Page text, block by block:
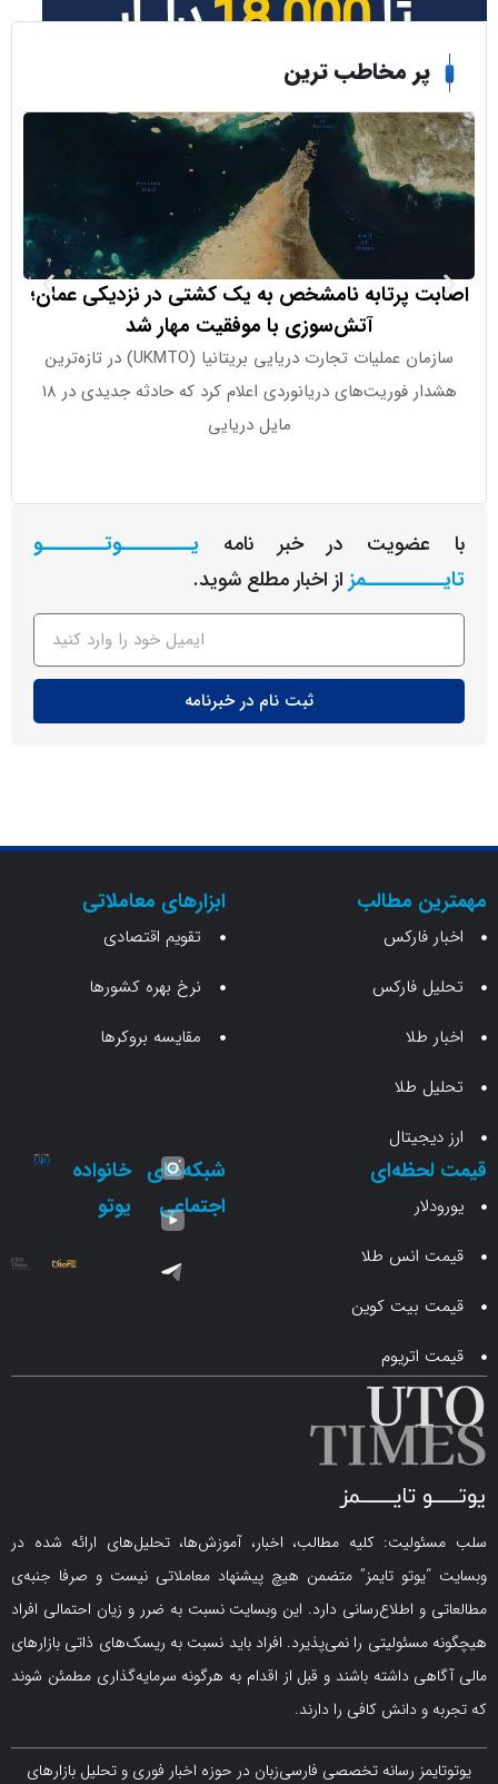
پر مخاطب ترین
پرتابه نامشخص به یک کشتی در نزدیکی عمان؛
آتش‌سوزی با موفقیت مهار شد
سازمان عملیات تجارت دریایی بریتانیا (UKMTO) در تازه‌ترین
هشدار فوریت‌های دریانوردی اعلام کرد که حادثه جدیدی در ۱۸
مایل دریایی
سیتی
بانک
در خبر نامه
یـــــــــوتــــــــو
از اخبار مطلع شوید.
ثبت نام در خبرنامه
مطالب
فارکس
فارکس
ابزارهای معاملاتی
تقویم اقتصادی
نرخ بهره کشورها
مقایسه بروکرها
انس طلا
بیت کوین
شبکه‌های خانواده
یوتو
کلیه مطالب، اخبار، آموزش‌ها، تحلیل‌های ارائه شده در
تایمز” متضمن هیچ پیشنهاد معاملاتی نیست و صرفا جنبه‌ی
اطلاع‌رسانی دارد. این وبسایت نسبت به ضرر و زیان احتمالی افراد
را نمی‌پذیرد. افراد باید نسبت به ریسک‌های ذاتی بازارهای
داشته باشند و قبل از اقدام به هرگونه سرمایه‌گذاری مطمئن شوند
دانش کافی را دارند.
رسانه تخصصی فارسی‌زبان در حوزه اخبار فوری و تحلیل بازارهای